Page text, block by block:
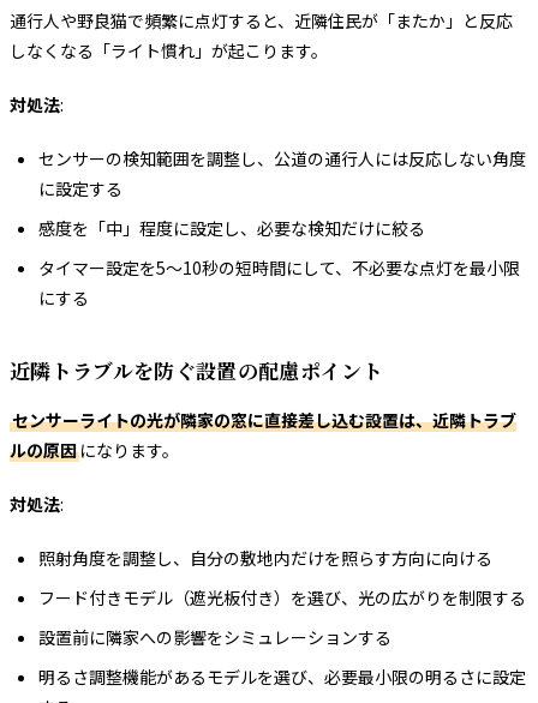
通行人や野良猫で頻繁に点灯すると、近隣住民が「またか」と反応
しなくなる「ライト慣れ」が起こります。
対処法:
センサーの検知範囲を調整し、公道の通行人には反応しない角度
に設定する
感度を「中」程度に設定し、必要な検知だけに絞る
タイマー設定を5〜10秒の短時間にして、不必要な点灯を最小限
にする
近隣トラブルを防ぐ設置の配慮ポイント
センサーライトの光が隣家の窓に直接差し込む設置は、近隣トラブ
ルの原因 になります。
対処法:
照射角度を調整し、自分の敷地内だけを照らす方向に向ける
フード付きモデル（遮光板付き）を選び、光の広がりを制限する
設置前に隣家への影響をシミュレーションする
明るさ調整機能があるモデルを選び、必要最小限の明るさに設定